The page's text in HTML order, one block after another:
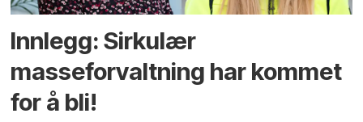
Innlegg: Sirkulær
masseforvaltning har kommet
for å bli!